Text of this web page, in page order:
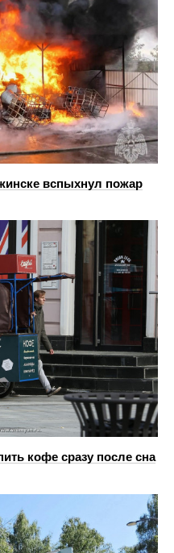
вспыхнул пожар
кофе сразу после сна